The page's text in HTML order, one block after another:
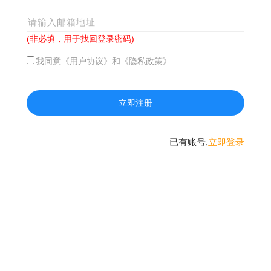
(非必填，用于找回登录密码)
我同意《用户协议》和《隐私政策》
已有账号,立即登录